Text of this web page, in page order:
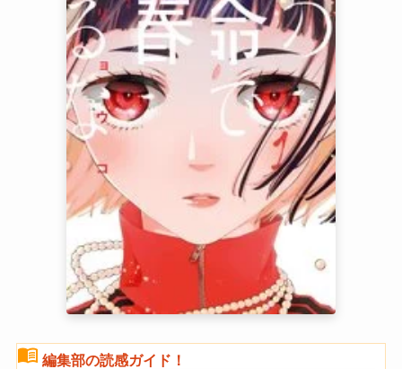
menu_book 編集部の読感ガイド！